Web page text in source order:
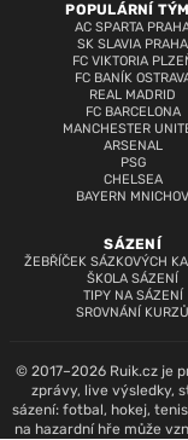
POPULÁRNÍ
AC SPARTA
SK SLAVIA PRAHA
FC VIKTORIA
FC BANÍK
REAL MADRID
FC BARCELONA
MANCHESTER
ARSENAL
PSG
CHELSEA
BAYERN MNICHOV
SÁZENÍ
ŽEBŘÍČEK SÁZKOVÝCH
ŠKOLA SÁZENÍ
TIPY NA SÁZENÍ
SROVNÁNÍ KURZŮ
© 2017–2026 Ruik.cz je
zprávy, live výsledky,
sázení: fotbal, hokej,
na hazardní hře může